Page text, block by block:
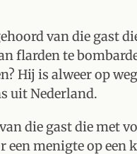
van die gast
flarden te
Hij is alweer op
uit Nederland.
die gast die met
een menigte op een